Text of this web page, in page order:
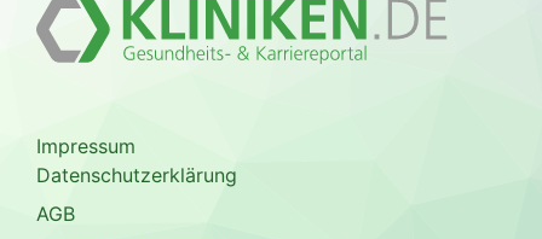
Impressum
Datenschutzerklärung
AGB